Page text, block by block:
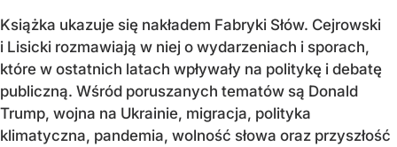
Książka ukazuje się nakładem Fabryki Słów. Cejrowski
i Lisicki rozmawiają w niej o wydarzeniach i sporach,
które w ostatnich latach wpływały na politykę i debatę
publiczną. Wśród poruszanych tematów są Donald
Trump, wojna na Ukrainie, migracja, polityka
klimatyczna, pandemia, wolność słowa oraz przyszłość